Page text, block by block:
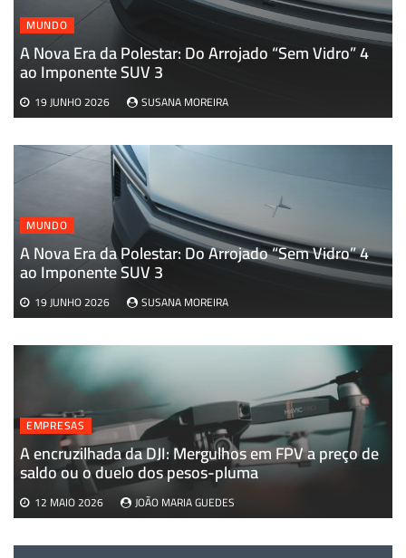
MUNDO
A Nova Era da Polestar: Do Arrojado “Sem Vidro” 4
ao Imponente SUV 3
19 JUNHO 2026 SUSANA MOREIRA
EMPRESAS
A encruzilhada da DJI: Mergulhos em FPV a preço de
saldo ou o duelo dos pesos-pluma
12 MAIO 2026 JOÃO MARIA GUEDES
MUNDO
A Nova Era da Polestar: Do Arrojado “Sem Vidro” 4
ao Imponente SUV 3
19 JUNHO 2026 SUSANA MOREIRA